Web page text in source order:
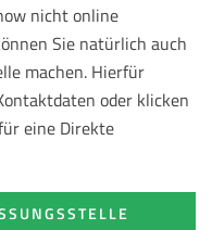
nicht online
Sie natürlich auch
machen. Hierfür
oder klicken
eine Direkte